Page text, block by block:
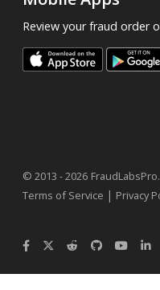
Review your fraud order
© 2013 - 2026
Terms of Service | Privacy